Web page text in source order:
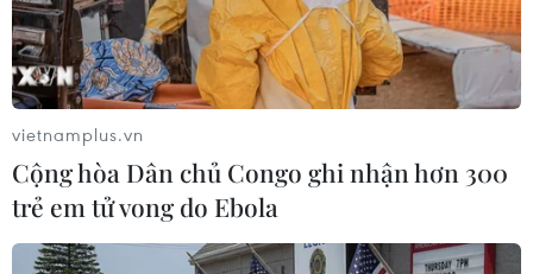
Ngoài ra, một điểm đặc biệt nữa là iPad 4 sẽ
được trang bị tới hai bộ vixử lý, thay vì chỉ một
vi xử lý như các sản phẩm hiện tại./.
vietnamplus.vn
Cộng hòa Dân chủ Congo ghi nhận hơn 300
trẻ em tử vong do Ebola